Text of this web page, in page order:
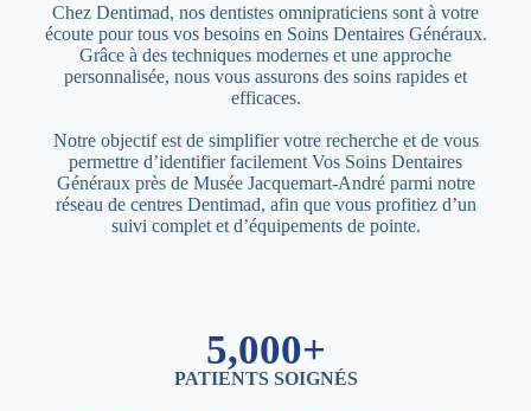
Chez Dentimad, nos dentistes omnipraticiens sont à votre
écoute pour tous vos besoins en Soins Dentaires Généraux.
Grâce à des techniques modernes et une approche
personnalisée, nous vous assurons des soins rapides et
efficaces.
Notre objectif est de simplifier votre recherche et de vous
permettre d’identifier facilement Vos Soins Dentaires
Généraux près de Musée Jacquemart-André parmi notre
réseau de centres Dentimad, afin que vous profitiez d’un
suivi complet et d’équipements de pointe.
5,000+
PATIENTS SOIGNÉS